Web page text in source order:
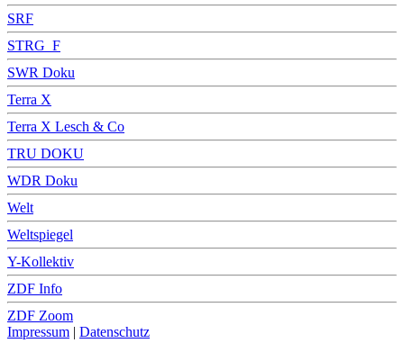
SRF
STRG_F
SWR Doku
Terra X
Terra X Lesch & Co
TRU DOKU
WDR Doku
Welt
Weltspiegel
Y-Kollektiv
ZDF Info
ZDF Zoom
Impressum | Datenschutz